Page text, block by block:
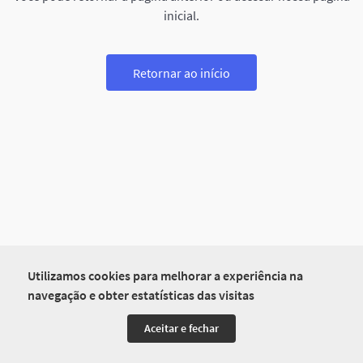
Utilizamos cookies para melhorar a experiência na
navegação e obter estatísticas das visitas
Aceitar e fechar
inicial.
Retornar ao início